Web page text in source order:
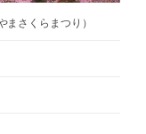
さくらまつり）